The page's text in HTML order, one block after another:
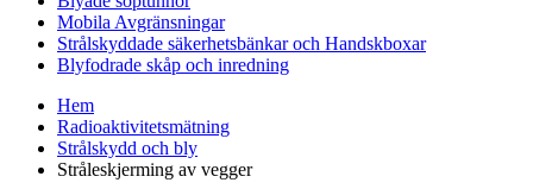
Mobila Avgränsningar
Strålskyddade säkerhetsbänkar och Handskboxar
Blyfodrade skåp och inredning
Hem
Radioaktivitetsmätning
Strålskydd och bly
Stråleskjerming av vegger